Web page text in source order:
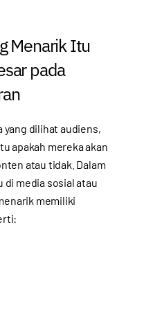
Menarik Itu
pada
yang dilihat audiens,
apakah mereka akan
atau tidak. Dalam
di media sosial atau
memiliki